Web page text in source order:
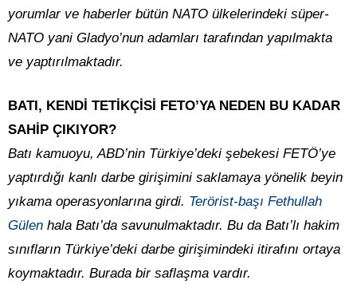
yorumlar ve haberler bütün NATO ülkelerindeki süper-
NATO yani Gladyo’nun adamları tarafından yapılmakta
ve yaptırılmaktadır.
BATI, KENDİ TETİKÇİSİ FETO’YA NEDEN BU KADAR
SAHİP ÇIKIYOR?
Batı kamuoyu, ABD’nin Türkiye’deki şebekesi FETÖ’ye
yaptırdığı kanlı darbe girişimini saklamaya yönelik beyin
yıkama operasyonlarına girdi. Terörist-başı Fethullah
Gülen hala Batı’da savunulmaktadır. Bu da Batı’lı hakim
sınıfların Türkiye’deki darbe girişimindeki itirafını ortaya
koymaktadır. Burada bir saflaşma vardır.